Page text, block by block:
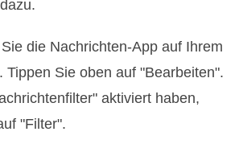
die Nachrichten-App auf Ihrem
Tippen Sie oben auf "Bearbeiten".
aktiviert haben,
"Filter".